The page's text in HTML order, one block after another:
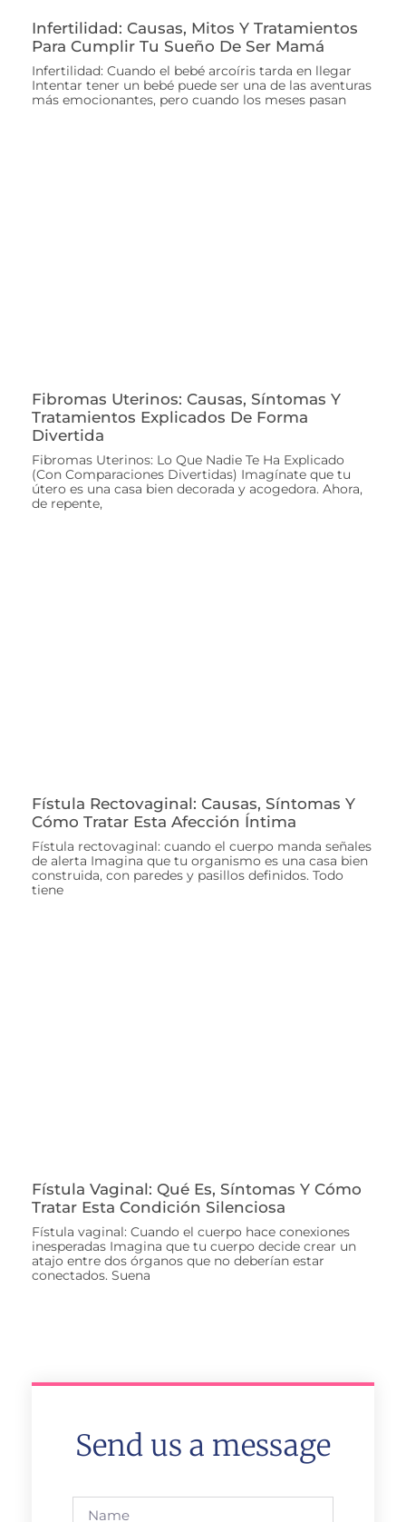
Infertilidad: Causas, Mitos Y Tratamientos
Para Cumplir Tu Sueño De Ser Mamá
Infertilidad: Cuando el bebé arcoíris tarda en llegar
Intentar tener un bebé puede ser una de las aventuras
más emocionantes, pero cuando los meses pasan
Fibromas Uterinos: Causas, Síntomas Y
Tratamientos Explicados De Forma
Divertida
Fibromas Uterinos: Lo Que Nadie Te Ha Explicado
(Con Comparaciones Divertidas) Imagínate que tu
útero es una casa bien decorada y acogedora. Ahora,
de repente,
Fístula Rectovaginal: Causas, Síntomas Y
Cómo Tratar Esta Afección Íntima
Fístula rectovaginal: cuando el cuerpo manda señales
de alerta Imagina que tu organismo es una casa bien
construida, con paredes y pasillos definidos. Todo
tiene
Fístula Vaginal: Qué Es, Síntomas Y Cómo
Tratar Esta Condición Silenciosa
Fístula vaginal: Cuando el cuerpo hace conexiones
inesperadas Imagina que tu cuerpo decide crear un
atajo entre dos órganos que no deberían estar
conectados. Suena
Send us a message